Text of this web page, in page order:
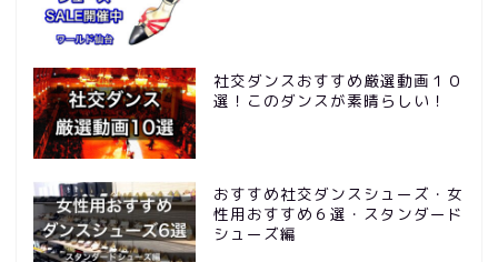
社交ダンスおすすめ厳選動画１０
選！このダンスが素晴らしい！
おすすめ社交ダンスシューズ・女
性用おすすめ６選・スタンダード
シューズ編